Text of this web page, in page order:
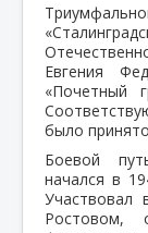
Евгения
«Почетный
было
Боевой
начался в
Участвовал
Ростовом,